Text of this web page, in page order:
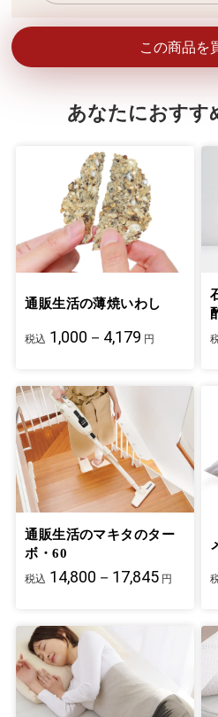
この商品を
あなたにおすす
通販生活の薄焼いわし
税込 1,000－4,179 円
通販生活のマキタのター
ボ・60
税込 14,800－17,845 円